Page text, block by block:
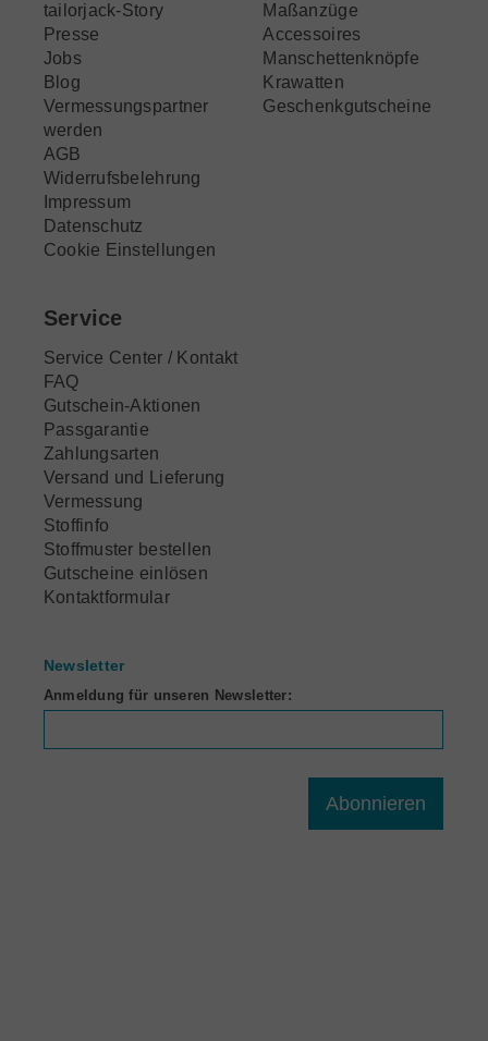
tailorjack-Story
Presse
Jobs
Blog
Vermessungspartner
werden
AGB
Widerrufsbelehrung
Impressum
Datenschutz
Cookie Einstellungen
Maßanzüge
Accessoires
Manschettenknöpfe
Krawatten
Geschenkgutscheine
Service
Service Center / Kontakt
FAQ
Gutschein-Aktionen
Passgarantie
Zahlungsarten
Versand und Lieferung
Vermessung
Stoffinfo
Stoffmuster bestellen
Gutscheine einlösen
Kontaktformular
Newsletter
Anmeldung für unseren Newsletter:
Abonnieren